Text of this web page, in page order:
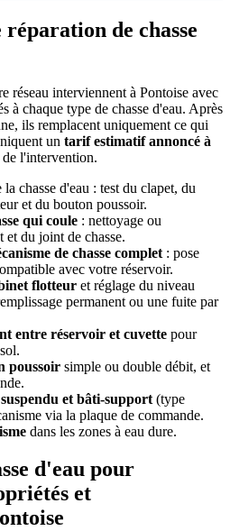
de chasse
réseau interviennent à Pontoise avec
à chaque type de chasse d'eau. Après
ils remplacent uniquement ce qui
un tarif estimatif annoncé à
l'intervention.
la chasse d'eau : test du clapet, du
et du bouton poussoir.
qui coule : nettoyage ou
et du joint de chasse.
de chasse complet : pose
avec votre réservoir.
flotteur et réglage du niveau
permanent ou une fuite par
entre réservoir et cuvette pour
poussoir simple ou double débit, et
et bâti-support (type
via la plaque de commande.
dans les zones à eau dure.
d'eau pour
et